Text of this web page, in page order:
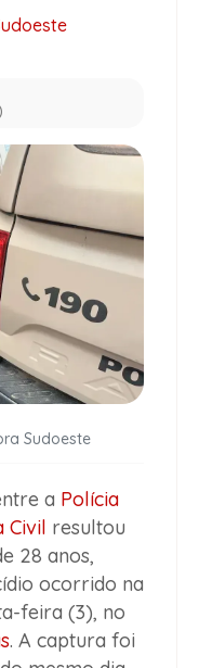
Sudoeste
a Polícia
Civil resultou
28 anos,
ocorrido na
feira (3), no
. A captura foi